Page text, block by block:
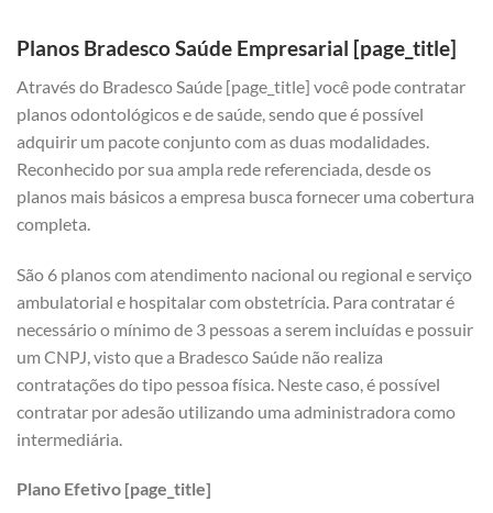
Planos Bradesco Saúde Empresarial [page_title]
Através do Bradesco Saúde [page_title] você pode contratar
planos odontológicos e de saúde, sendo que é possível
adquirir um pacote conjunto com as duas modalidades.
Reconhecido por sua ampla rede referenciada, desde os
planos mais básicos a empresa busca fornecer uma cobertura
completa.
São 6 planos com atendimento nacional ou regional e serviço
ambulatorial e hospitalar com obstetrícia. Para contratar é
necessário o mínimo de 3 pessoas a serem incluídas e possuir
um CNPJ, visto que a Bradesco Saúde não realiza
contratações do tipo pessoa física. Neste caso, é possível
contratar por adesão utilizando uma administradora como
intermediária.
Plano Efetivo [page_title]